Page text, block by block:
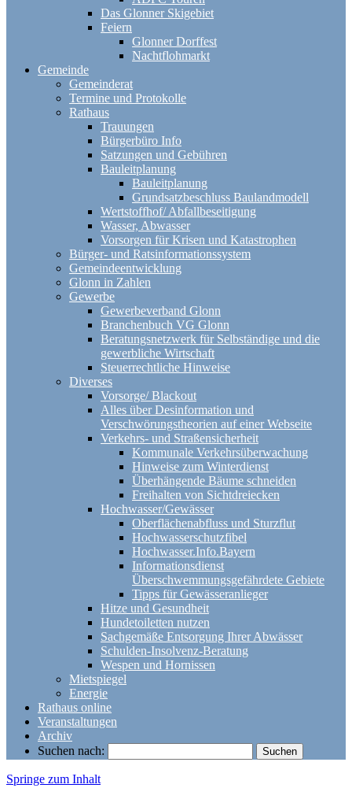
Das Glonner Skigebiet
Feiern
Glonner Dorffest
Nachtflohmarkt
Gemeinde
Gemeinderat
Termine und Protokolle
Rathaus
Trauungen
Bürgerbüro Info
Satzungen und Gebühren
Bauleitplanung
Bauleitplanung
Grundsatzbeschluss Baulandmodell
Wertstoffhof/ Abfallbeseitigung
Wasser, Abwasser
Vorsorgen für Krisen und Katastrophen
Bürger- und Ratsinformationssystem
Gemeindeentwicklung
Glonn in Zahlen
Gewerbe
Gewerbeverband Glonn
Branchenbuch VG Glonn
Beratungsnetzwerk für Selbständige und die
gewerbliche Wirtschaft
Steuerrechtliche Hinweise
Diverses
Vorsorge/ Blackout
Alles über Desinformation und
Verschwörungstheorien auf einer Webseite
Verkehrs- und Straßensicherheit
Kommunale Verkehrsüberwachung
Hinweise zum Winterdienst
Überhängende Bäume schneiden
Freihalten von Sichtdreiecken
Hochwasser/Gewässer
Oberflächenabfluss und Sturzflut
Hochwasserschutzfibel
Hochwasser.Info.Bayern
Informationsdienst
Überschwemmungsgefährdete Gebiete
Tipps für Gewässeranlieger
Hitze und Gesundheit
Hundetoiletten nutzen
Sachgemäße Entsorgung Ihrer Abwässer
Schulden-Insolvenz-Beratung
Wespen und Hornissen
Mietspiegel
Energie
Rathaus online
Veranstaltungen
Archiv
Suchen nach:
Springe zum Inhalt